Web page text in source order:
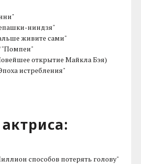
ниндзя"
живите сами"
"Помпеи"
открытие Майкла Бэя)
истребления"
способов потерять голову"